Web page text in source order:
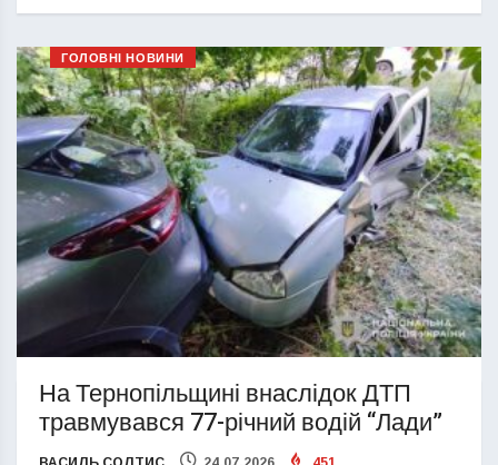
ГОЛОВНІ НОВИНИ
На Тернопільщині внаслідок ДТП
травмувався 77-річний водій “Лади”